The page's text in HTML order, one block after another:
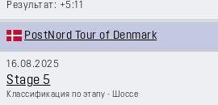
+5:11
PostNord Tour of Denmark
16.08.2025
Stage 5
Классификация по этапу - Шоссе